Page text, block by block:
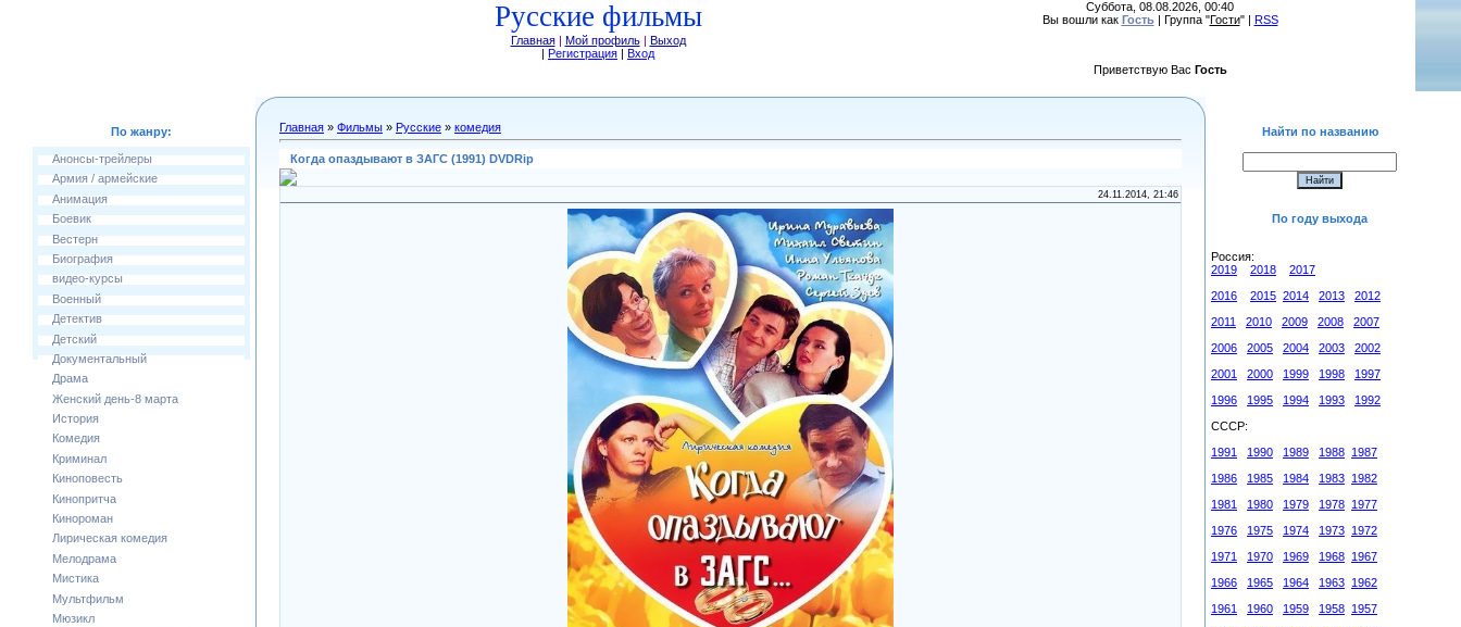
Русские фильмы
Главная| Мой профиль| Выход
| Регистрация | Вход
Суббота, 08.08.2026, 00:40
Вы вошли как Гость| Группа "Гости" | RSS
Приветствую Вас Гость
По жанру:
Анонсы-трейлеры
Армия / армейские
Анимация
Боевик
Вестерн
Биография
видео-курсы
Военный
Детектив
Детский
Документальный
Драма
Женский день-8 марта
История
Комедия
Криминал
Киноповесть
Кинопритча
Кинороман
Лирическая комедия
Мелодрама
Мистика
Мультфильм
Мюзикл
Главная » Фильмы » Русские » комедия
Когда опаздывают в ЗАГС (1991) DVDRip
24.11.2014, 21:46
Найти по названию
По году выхода
Россия:
2019
2018
2017
2016
2015 2014 2013
2012
2011
2010 2009 2008
2007
2006
2005 2004 2003
2002
2001
2000 1999 1998
1997
1996
1995 1994 1993
1992
СССР:
1991
1990 1989 1988 1987
1986
1985 1984 1983 1982
1981
1980 1979 1978 1977
1976
1975 1974 1973 1972
1971
1970 1969 1968 1967
1966
1965 1964 1963 1962
1961
1960 1959 1958 1957